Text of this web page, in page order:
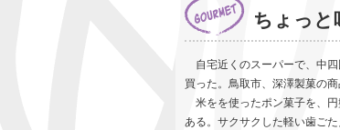
ちょっ
自宅近くのスーパーで、中
買った。鳥取市、深澤製菓の商
米をを使ったポン菓子を、
ある。サクサクした軽い歯ご